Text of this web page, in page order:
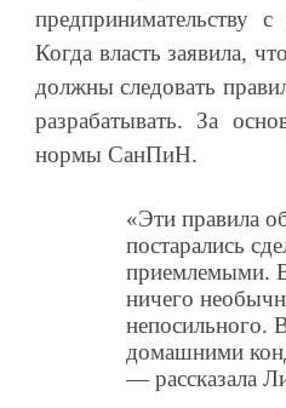
предпринимательству
Когда власть заявила,
должны следовать
разрабатывать. За
нормы СанПиН.
«Эти правила
постарались
приемлемыми.
ничего
непосильного.
домашними
— рассказала